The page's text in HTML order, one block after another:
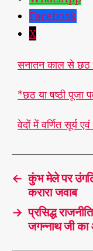
Facebook
X
सनातन काल से छठ
*छठ या षष्ठी पूजा
वेदों में वर्णित सूर्य
← कुंभ मेले पर
करारा जवाब
→ प्रसिद्ध
जगन्नाथ जी